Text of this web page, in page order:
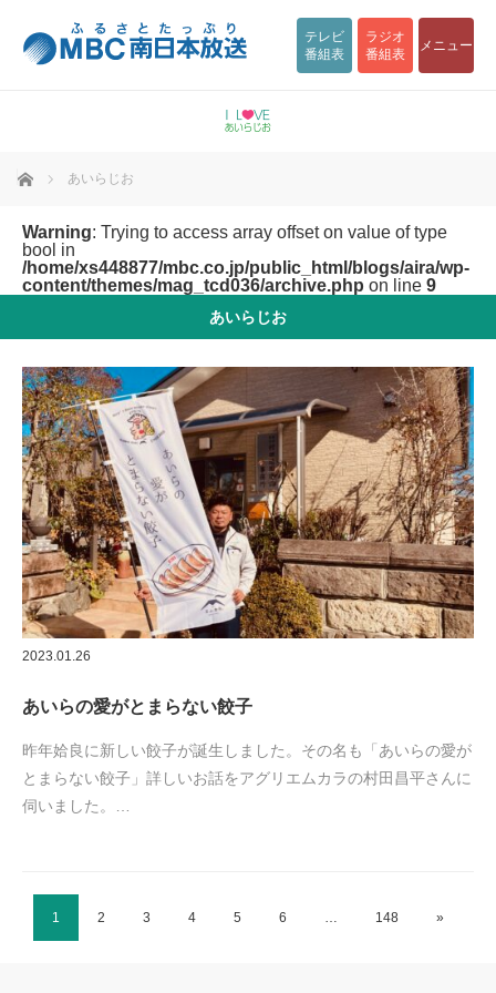
テレビ
番組表
ラジオ
番組表
メニュー
ホーム あいらじお
Warning: Trying to access array offset on value of type
bool in
/home/xs448877/mbc.co.jp/public_html/blogs/aira/wp-
content/themes/mag_tcd036/archive.php on line 9
あいらじお
2023.01.26
あいらの愛がとまらない餃子
昨年姶良に新しい餃子が誕生しました。その名も「あいらの愛が
とまらない餃子」詳しいお話をアグリエムカラの村田昌平さんに
伺いました。…
1 2 3 4 5 6 148 »